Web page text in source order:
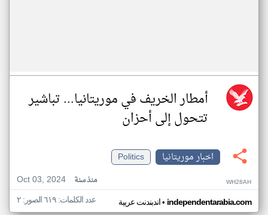
أمطار الخريف في موريتانيا... تباشير
تتحول إلى أحزان
اخبار موريتانيا
Politics
Oct 03, 2024
منذ سنة WH28AH
اندبندنت عربية• independentarabia.com عدد الكلمات: ٦١٩ الصور: ٢